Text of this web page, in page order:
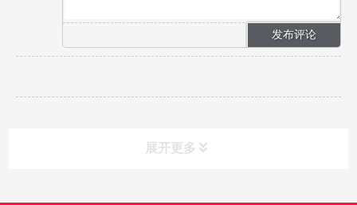
展开更多